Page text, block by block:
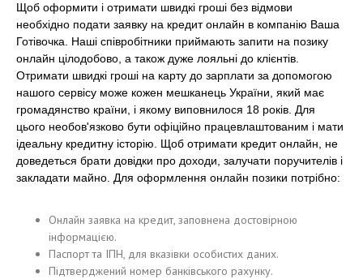
Щоб оформити і отримати швидкі гроші без відмови
необхідно подати заявку на кредит онлайн в компанію Ваша
Готівочка. Наші співробітники приймають запити на позику
онлайн цілодобово, а також дуже лояльні до клієнтів.
Отримати швидкі гроші на карту до зарплати за допомогою
нашого сервісу може кожен мешканець України, який має
громадянство країни, і якому виповнилося 18 років. Для
цього необов'язково бути офіційно працевлаштованим і мати
ідеальну кредитну історію. Щоб отримати кредит онлайн, не
доведеться брати довідки про доходи, залучати поручителів і
закладати майно. Для оформлення онлайн позики потрібно:
Онлайн заявка на кредит, заповнена достовірною
інформацією.
Паспорт та ІПН, для вказівки особистих даних.
Підтверджений номер банківського рахунку.